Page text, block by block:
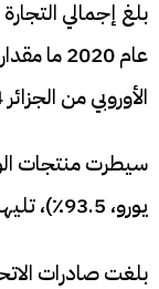
بلغ إجمالي التجارة
الأوروبي من الجزائر 11.4 مليار يورو.
يورو، 93.5٪)، تليها الكيماويات (0.38 مليار يورو، 3.3٪).